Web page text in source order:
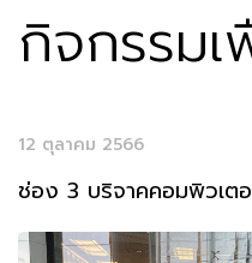
กิจกรรม
12 ตุลาคม 2566
ช่อง 3 บริจาคคอมพิวเต